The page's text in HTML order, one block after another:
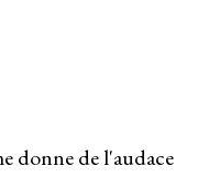
donne de l'audace